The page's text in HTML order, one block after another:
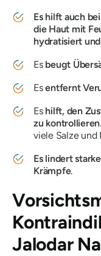
Es hilft auch
die Haut mit
hydratisiert
Es beugt
Esentfernt
Es hilft, den
zu kontrollieren
viele Salze und
Es lindert
Krämpfe.
Jalodar